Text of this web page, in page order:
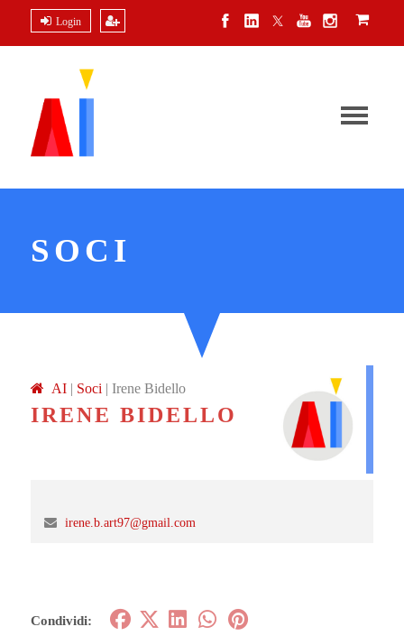
Login
SOCI
AI | Soci | Irene Bidello
IRENE BIDELLO
irene.b.art97@gmail.com
Condividi: